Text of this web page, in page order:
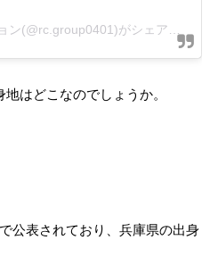
株式会社リソースクリエイション(@rc.group0401)がシェアした投稿
はどこなのでしょうか。
公表されており、兵庫県の出身